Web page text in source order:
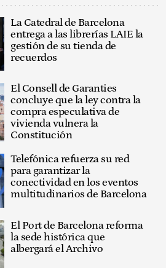
La Catedral de Barcelona
entrega a las librerías LAIE la
gestión de su tienda de
recuerdos
El Consell de Garanties
concluye que la ley contra la
compra especulativa de
vivienda vulnera la
Constitución
Telefónica refuerza su red
para garantizar la
conectividad en los eventos
multitudinarios de Barcelona
El Port de Barcelona reforma
la sede histórica que
albergará el Archivo